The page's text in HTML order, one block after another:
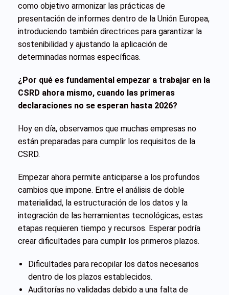
como objetivo armonizar las prácticas de
presentación de informes dentro de la Unión Europea,
introduciendo también directrices para garantizar la
sostenibilidad y ajustando la aplicación de
determinadas normas específicas.
¿Por qué es fundamental empezar a trabajar en la
CSRD ahora mismo, cuando las primeras
declaraciones no se esperan hasta 2026?
Hoy en día, observamos que muchas empresas no
están preparadas para cumplir los requisitos de la
CSRD.
Empezar ahora permite anticiparse a los profundos
cambios que impone. Entre el análisis de doble
materialidad, la estructuración de los datos y la
integración de las herramientas tecnológicas, estas
etapas requieren tiempo y recursos. Esperar podría
crear dificultades para cumplir los primeros plazos.
Dificultades para recopilar los datos necesarios
dentro de los plazos establecidos.
Auditorías no validadas debido a una falta de